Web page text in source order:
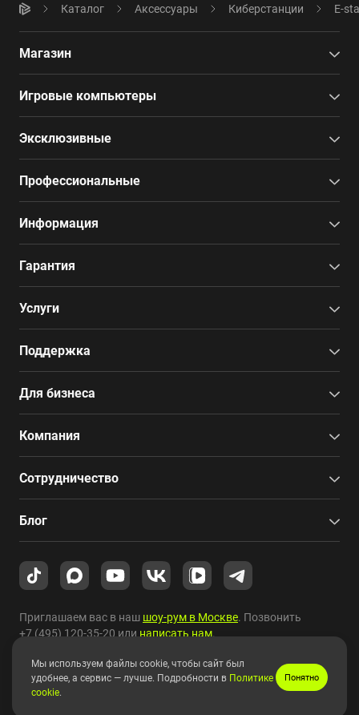
Каталог Аксессуары Киберстанции E-
Магазин
Игровые компьютеры
Эксклюзивные
Профессиональные
Информация
Гарантия
Услуги
Поддержка
Для бизнеса
Компания
Сотрудничество
Блог
Приглашаем вас в наш шоу-рум в Москве. Позвонить
+7 (495) 120-35-20илинаписать нам.
Copyright © 2010-2026 HYPERPC.
Мы используем файлы cookie, чтобы сайт был
удобнее, а сервис — лучше. Подробности в Политике
cookie.
Понятно